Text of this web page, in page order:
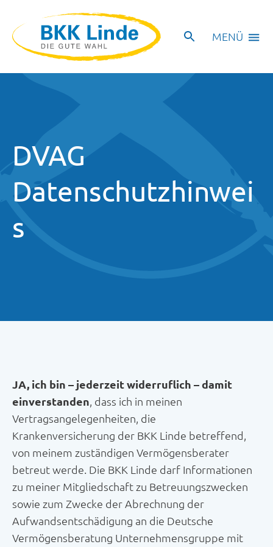
MENÜ
DVAG
Datenschutzhinwei
s
JA, ich bin – jederzeit widerruflich – damit
einverstanden, dass ich in meinen
Vertragsangelegenheiten, die
Krankenversicherung der BKK Linde betreffend,
von meinem zuständigen Vermögensberater
betreut werde. Die BKK Linde darf Informationen
zu meiner Mitgliedschaft zu Betreuungszwecken
sowie zum Zwecke der Abrechnung der
Aufwandsentschädigung an die Deutsche
Vermögensberatung Unternehmensgruppe mit